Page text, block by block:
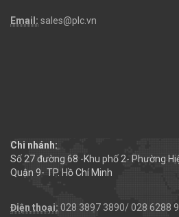
Email: sales@plc.vn
Chi nhánh:
Số 27 đường 68 -Khu phố 2- Phường
Quận 9- TP. Hồ Chí Minh
Điện thoại: 028 3897 3890/ 028 6288